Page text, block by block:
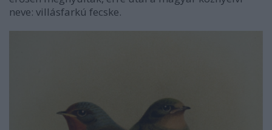
neve: villásfarkú fecske.